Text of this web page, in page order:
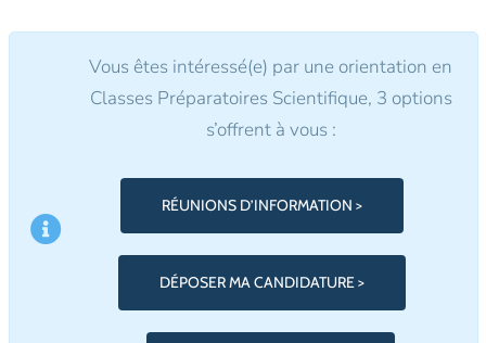
Vous êtes intéressé(e) par une orientation en
Classes Préparatoires Scientifique, 3 options
s’offrent à vous :
RÉUNIONS D’INFORMATION >
DÉPOSER MA CANDIDATURE >